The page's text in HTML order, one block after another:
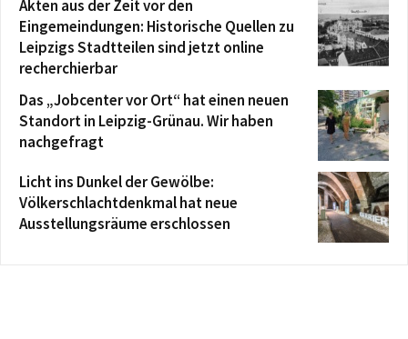
Akten aus der Zeit vor den
Eingemeindungen: Historische Quellen zu
Leipzigs Stadtteilen sind jetzt online
recherchierbar
Das „Jobcenter vor Ort“ hat einen neuen
Standort in Leipzig-Grünau. Wir haben
nachgefragt
Licht ins Dunkel der Gewölbe:
Völkerschlachtdenkmal hat neue
Ausstellungsräume erschlossen